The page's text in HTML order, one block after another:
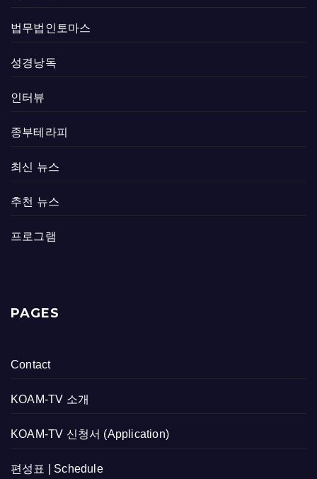
법무법인토마스
성경낭독
인터뷰
종부테라피
최신 뉴스
추천 뉴스
프로그램
PAGES
Contact
KOAM-TV 소개
KOAM-TV 신청서 (Application)
편성표 | Schedule